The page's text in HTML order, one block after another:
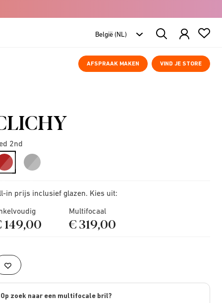
Search
Products
AFSPRAAK MAKEN VIND JE STORE
2nd
selected
in prijs inclusief glazen. Kies uit:
149,00
Multifocaal
€ 319,00
Op zoek naar een multifocale bril?